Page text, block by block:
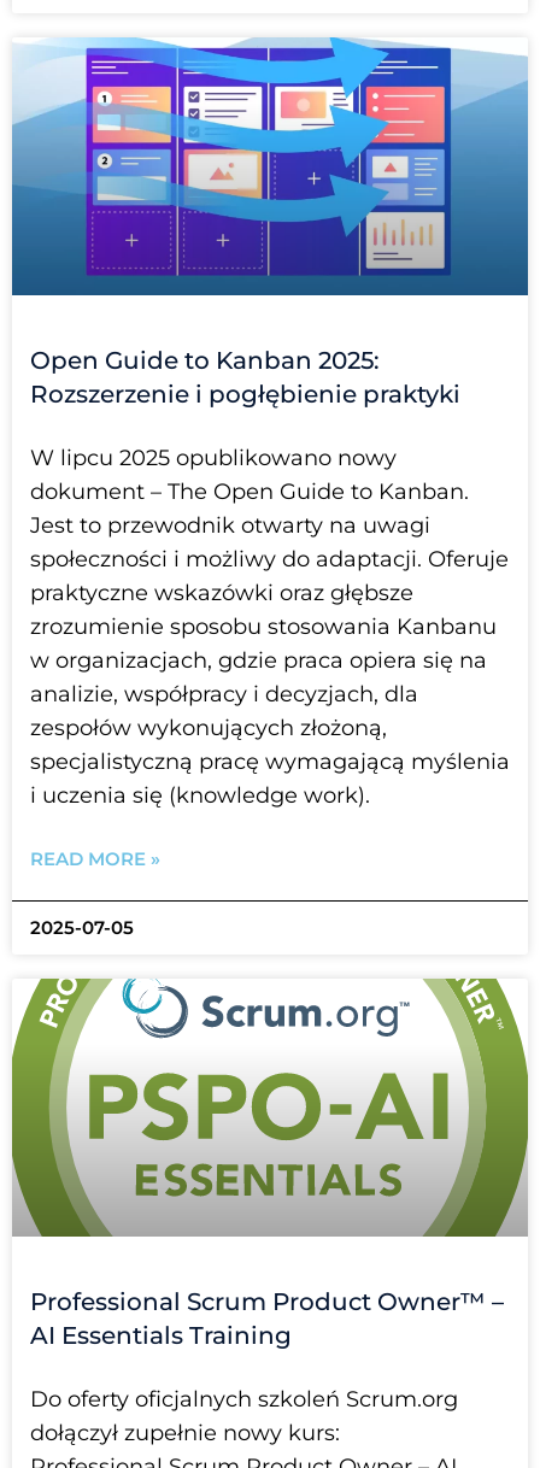
Open Guide to Kanban 2025:
Rozszerzenie i pogłębienie praktyki
W lipcu 2025 opublikowano nowy
dokument – The Open Guide to Kanban.
Jest to przewodnik otwarty na uwagi
społeczności i możliwy do adaptacji. Oferuje
praktyczne wskazówki oraz głębsze
zrozumienie sposobu stosowania Kanbanu
w organizacjach, gdzie praca opiera się na
analizie, współpracy i decyzjach, dla
zespołów wykonujących złożoną,
specjalistyczną pracę wymagającą myślenia
i uczenia się (knowledge work).
READ MORE »
2025-07-05
Professional Scrum Product Owner™ –
AI Essentials Training
Do oferty oficjalnych szkoleń Scrum.org
dołączył zupełnie nowy kurs: